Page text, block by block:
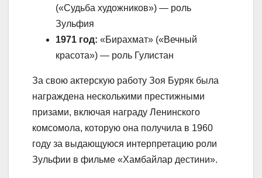
(«Судьба художников») — роль
Зульфия
1971 год: «Бирахмат» («Вечный
красота») — роль Гулистан
За свою актерскую работу Зоя Буряк была
награждена несколькими престижными
призами, включая награду Ленинского
комсомола, которую она получила в 1960
году за выдающуюся интерпретацию роли
Зульфии в фильме «Хамбайлар дестини».